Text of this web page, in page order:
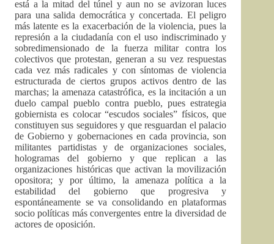
está a la mitad del túnel y aun no se avizoran luces
para una salida democrática y concertada. El peligro
más latente es la exacerbación de la violencia, pues la
represión a la ciudadanía con el uso indiscriminado y
sobredimensionado de la fuerza militar contra los
colectivos que protestan, generan a su vez respuestas
cada vez más radicales y con síntomas de violencia
estructurada de ciertos grupos activos dentro de las
marchas; la amenaza catastrófica, es la incitación a un
duelo campal pueblo contra pueblo, pues estrategia
gobiernista es colocar “escudos sociales” físicos, que
constituyen sus seguidores y que resguardan el palacio
de Gobierno y gobernaciones en cada provincia, son
militantes partidistas y de organizaciones sociales,
hologramas del gobierno y que replican a las
organizaciones históricas que activan la movilización
opositora; y por último, la amenaza política a la
estabilidad del gobierno que progresiva y
espontáneamente se va consolidando en plataformas
socio políticas más convergentes entre la diversidad de
actores de oposición.